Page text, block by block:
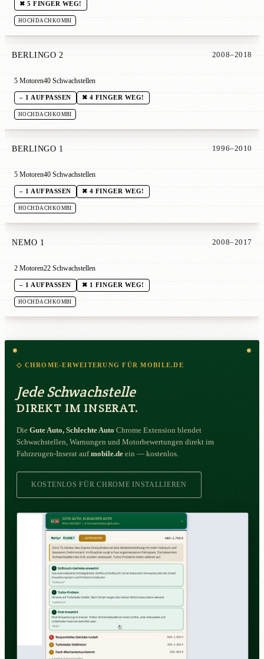
✖ 5 FINGER WEG!
HOCHDACHKOMBI
BERLINGO 2 2008–2018
5 Motoren40 Schwachstellen
– 1 AUFPASSEN ✖ 4 FINGER WEG!
HOCHDACHKOMBI
BERLINGO 1 1996–2010
5 Motoren40 Schwachstellen
– 1 AUFPASSEN ✖ 4 FINGER WEG!
HOCHDACHKOMBI
NEMO 1 2008–2017
2 Motoren22 Schwachstellen
– 1 AUFPASSEN ✖ 1 FINGER WEG!
HOCHDACHKOMBI
◇ CHROME-ERWEITERUNG FÜR MOBILE.DE
Jede Schwachstelle
DIREKT IM INSERAT.
Die Gute Auto, Schlechte Auto Chrome Extension blendet
Schwachstellen, Warnungen und Motorbewertungen direkt im
Fahrzeugen-Inserat aufmobile.de ein — kostenlos.
KOSTENLOS FÜR CHROME INSTALLIEREN